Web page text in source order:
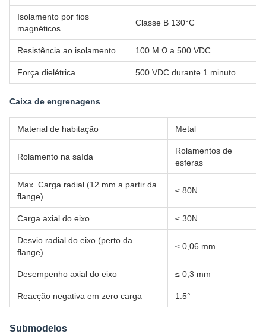
Isolamento por fios
magnéticos
Classe B 130°C
Resistência ao isolamento 100 M Ω a 500 VDC
Força dielétrica 500 VDC durante 1 minuto
Caixa de engrenagens
Material de habitação Metal
Rolamento na saída
Rolamentos de
esferas
Max. Carga radial (12 mm a partir da
flange)
≤ 80N
Carga axial do eixo ≤ 30N
Desvio radial do eixo (perto da
flange)
≤ 0,06 mm
Desempenho axial do eixo ≤ 0,3 mm
Reacção negativa em zero carga 1.5°
Submodelos